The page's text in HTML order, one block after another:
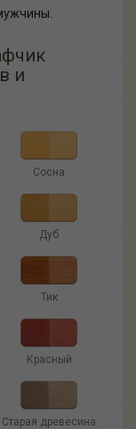
и
Сосна
Дуб
Тик
Красный
Старая древесина